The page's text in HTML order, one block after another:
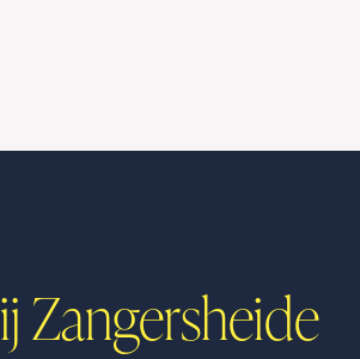
Zangersheide